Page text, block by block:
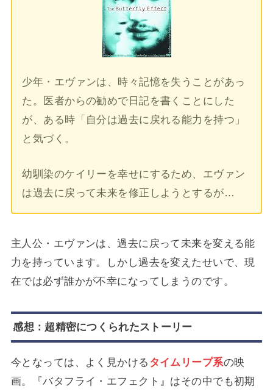
少年・エヴァンは、時々記憶を失うことがあっ
た。医者からの勧めで日記を書くことにした
が、ある時「自分は過去に戻れる能力を持つ」
と気づく。
幼馴染のケイリーを幸せにするため、エヴァン
は過去に戻って未来を修正しようとするが…
主人公・エヴァンは、過去に戻って未来を変える能
力を持っています。しかし過去を変えたせいで、現
在では必ず誰かが不幸になってしまうのです。
感想：超精密につくられたストーリー
今となっては、よく見かける タイムリープ系の映
画。『バタフライ・エフェクト』はその中でも初期